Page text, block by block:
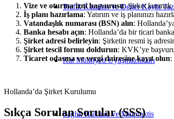
Trafik Kazaları ve Değer Kaybı
Kat Mülkiyeti Uyuşmazlıkları
Sağlık Hukuku ve Malpraktis
Vize ve oturma izni başvurusu: Şirket kurmak
İş planı hazırlama: Yatırım ve iş planınızı
Vatandaşlık numarası (BSN) alın:
Banka hesabı açın: Hollanda’da bir ticari
Şirket adresi belirleyin: Şirketin resmi iş
Şirket tescil formu doldurun: KVK’ye
Ticaret odasına ve vergi dairesine kayıt olun:
Hollanda’da Şirket Kurulumu
Sıkça Sorulan Sorular (SSS)